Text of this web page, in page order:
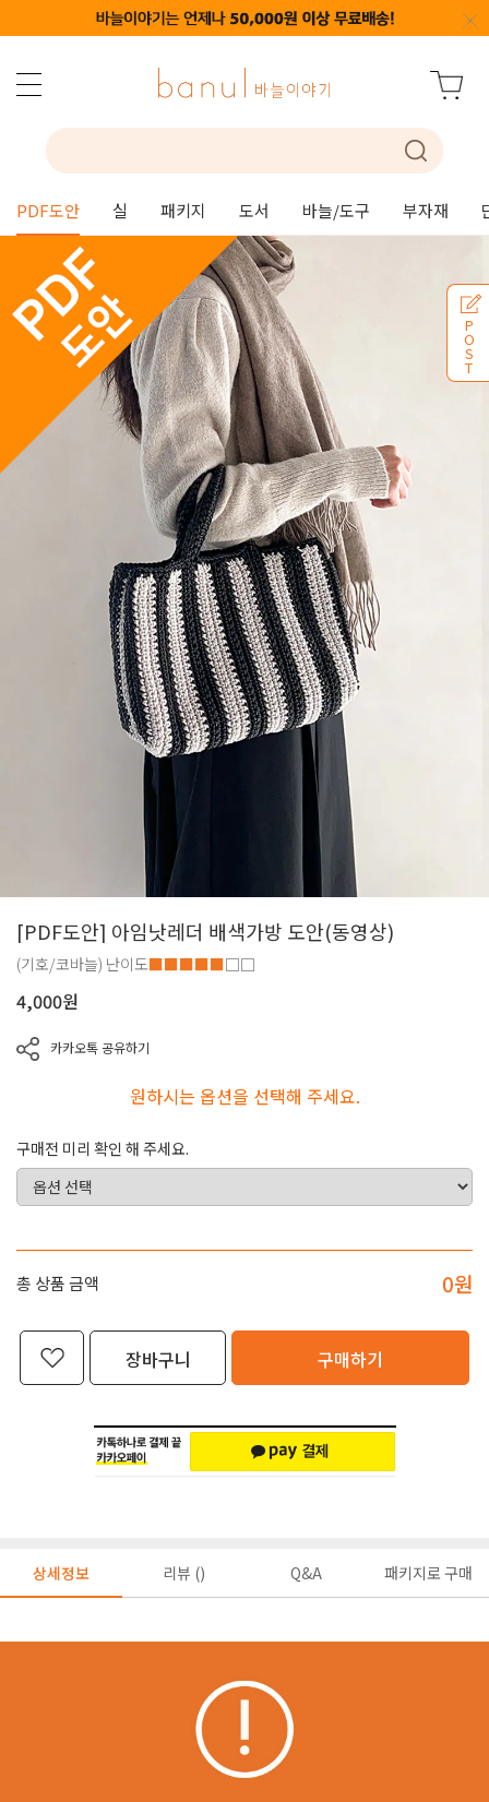
PDF도안 실 패키지 도서 바늘/도구 부자재
P
O
S
T
[PDF도안] 아임낫레더 배색가방 도안(동영상)
(기호/코바늘) 난이도■■■■■□□
4,000원
카카오톡 공유하기
원하시는 옵션을 선택해 주세요.
구매전 미리 확인 해 주세요.
총 상품 금액 0원
장바구니 구매하기
상세정보 리뷰 () Q&A 패키지로 구매